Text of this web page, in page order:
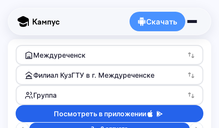
Скачать
Междуреченск
Филиал КузГТУ в г. Междуреченске
Группа
Посмотреть в приложении